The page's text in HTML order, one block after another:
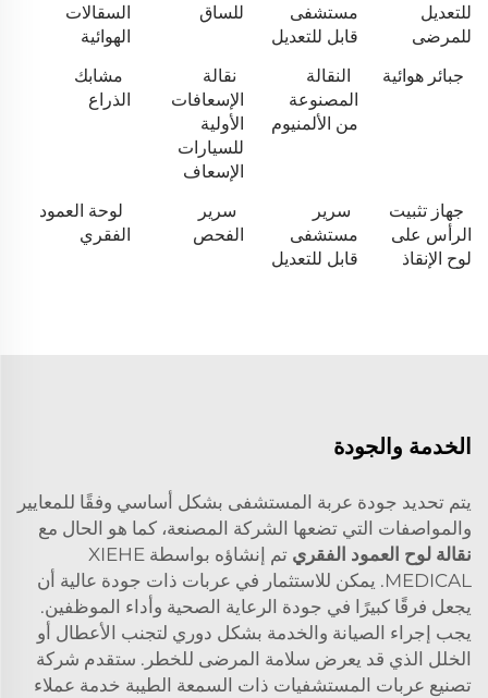
للتعديل
للمرضى
مستشفى
قابل للتعديل
للساق
السقالات
الهوائية
جبائر هوائية
النقالة
المصنوعة
من الألمنيوم
نقالة
الإسعافات
الأولية
للسيارات
الإسعاف
مشابك
الذراع
جهاز تثبيت
الرأس على
لوح الإنقاذ
سرير
مستشفى
قابل للتعديل
سرير
الفحص
لوحة العمود
الفقري
الخدمة والجودة
يتم تحديد جودة عربة المستشفى بشكل أساسي وفقًا للمعايير
والمواصفات التي تضعها الشركة المصنعة، كما هو الحال مع
نقالة لوح العمود الفقري
تم إنشاؤه بواسطة XIEHE
MEDICAL. يمكن للاستثمار في عربات ذات جودة عالية أن
يجعل فرقًا كبيرًا في جودة الرعاية الصحية وأداء الموظفين.
يجب إجراء الصيانة والخدمة بشكل دوري لتجنب الأعطال أو
الخلل الذي قد يعرض سلامة المرضى للخطر. ستقدم شركة
تصنيع عربات المستشفيات ذات السمعة الطيبة خدمة عملاء